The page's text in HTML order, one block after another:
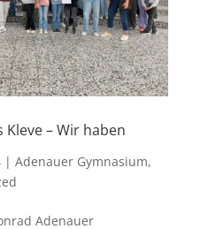
– Wir haben
| Adenauer Gymnasium,
Adenauer